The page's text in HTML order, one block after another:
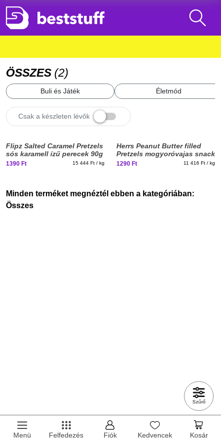
ÖSSZES (2)
Buli és Játék Életmód
Csak a készleten lévők
Szűrő
Flipz Salted Caramel Pretzels
sós karamell ízű perecek 90g
1390 Ft 15 444 Ft / kg
Herrs Peanut Butter filled
Pretzels mogyoróvajas snack
113g
1290 Ft 11 416 Ft / kg
Minden terméket megnéztél ebben a kategóriában:
Összes
Menü Felfedezés Fiók Kedvencek Kosár